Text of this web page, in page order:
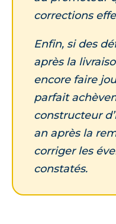
corrections
Enfin, si des
après la
encore faire
parfait
constructeur
an après la
corriger les
constatés.